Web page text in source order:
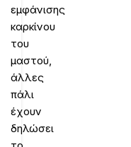
εμφάνισης
καρκίνου
του
μαστού,
άλλες
πάλι
έχουν
δηλώσει